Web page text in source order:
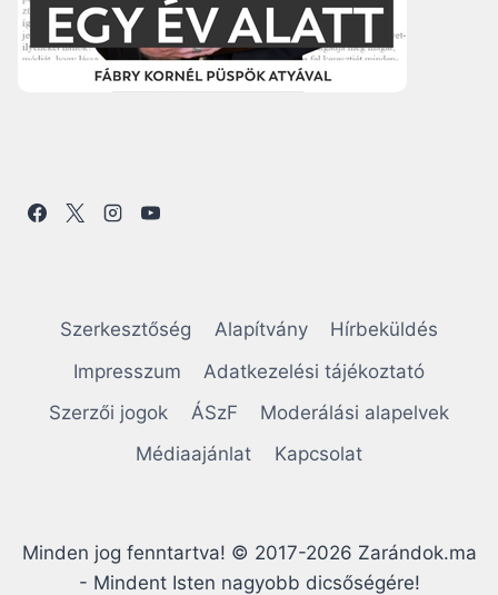
Szerkesztőség Alapítvány
Hírbeküldés
Impresszum
Adatkezelési tájékoztató
Szerzői jogok
ÁSzF
Moderálási alapelvek
Médiaajánlat
Kapcsolat
Minden jog fenntartva! © 2017-2026 Zarándok.ma
- Mindent Isten nagyobb dicsőségére!